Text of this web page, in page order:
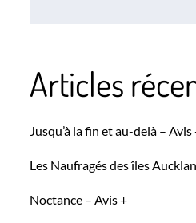
Articles
Jusqu’à la fin et au-delà – Avis
Les Naufragés des îles
Noctance – Avis +